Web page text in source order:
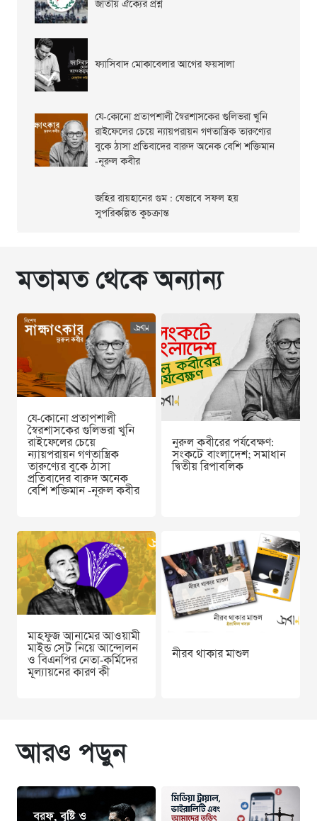
জাতীয় ঐক্যের প্রশ্ন
ফ্যাসিবাদ মোকাবেলার আগের ফয়সালা
যে-কোনো প্রতাপশালী স্বৈরশাসকের গুলিভরা খুনি
রাইফেলের চেয়ে ন্যায়পরায়ন গণতান্ত্রিক তারুণ্যের
বুকে ঠাসা প্রতিবাদের বারুদ অনেক বেশি শক্তিমান
-নূরুল কবীর
জহির রায়হানের গুম : যেভাবে সফল হয়
সুপরিকল্পিত কুচক্রান্ত
মতামত থেকে অন্যান্য
যে-কোনো প্রতাপশালী
স্বৈরশাসকের গুলিভরা খুনি
রাইফেলের চেয়ে
ন্যায়পরায়ন গণতান্ত্রিক
তারুণ্যের বুকে ঠাসা
প্রতিবাদের বারুদ অনেক
বেশি শক্তিমান -নূরুল কবীর
নুরুল কবীরের পর্যবেক্ষণ:
সংকটে বাংলাদেশ; সমাধান
দ্বিতীয় রিপাবলিক
মাহফুজ আনামের আওয়ামী
মাইন্ড সেট নিয়ে আন্দোলন
ও বিএনপির নেতা-কর্মিদের
মূল্যায়নের কারণ কী
নীরব থাকার মাশুল
আরও পড়ুন